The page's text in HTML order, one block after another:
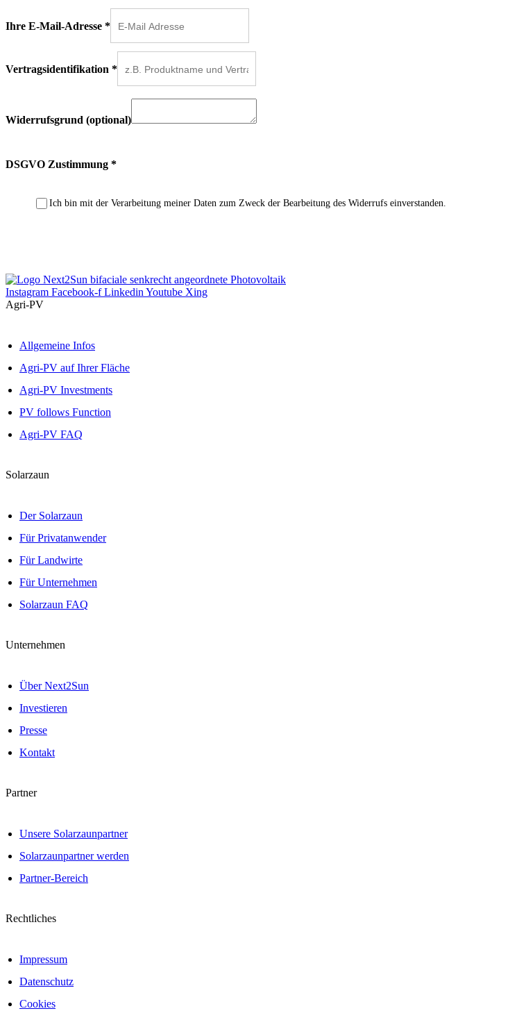
Ihre E-Mail-Adresse *
Vertragsidentifikation *
Widerrufsgrund (optional)
DSGVO Zustimmung *
Ich bin mit der Verarbeitung meiner Daten zum Zweck der Bearbeitung des Widerrufs einverstanden.
Instagram Facebook-f Linkedin Youtube Xing
Agri-PV
Allgemeine Infos
Agri-PV auf Ihrer Fläche
Agri-PV Investments
PV follows Function
Agri-PV FAQ
Solarzaun
Der Solarzaun
Für Privatanwender
Für Landwirte
Für Unternehmen
Solarzaun FAQ
Unternehmen
Über Next2Sun
Investieren
Presse
Kontakt
Partner
Unsere Solarzaunpartner
Solarzaunpartner werden
Partner-Bereich
Rechtliches
Impressum
Datenschutz
Cookies